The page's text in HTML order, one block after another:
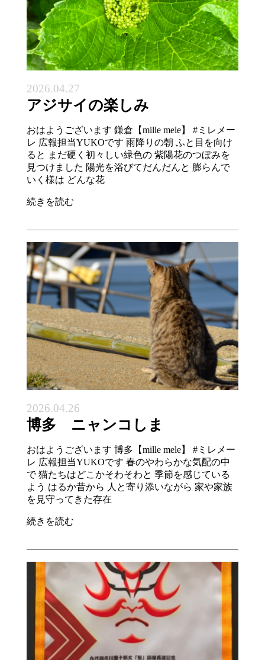
2026.04.27
アジサイの楽しみ
おはようございます 鎌倉【mille mele】 #ミレメー
レ 広報担当YUKOです 雨降りの朝 ふと目を向け
ると まだ硬く初々しい緑色の 紫陽花のつぼみを
見つけました 陽光を浴びてだんだんと 膨らんで
いく様は どんな花
続きを読む
2026.04.26
博多 ニャンコしま
おはようございます 博多【mille mele】 #ミレメー
レ 広報担当YUKOです 春のやわらかな気配の中
で 猫たちはどこかそわそわと 季節を感じている
よう はるか昔から 人と寄り添いながら 家や家族
を見守ってきた存在
続きを読む